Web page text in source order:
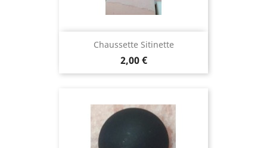
Chaussette Sitinette
Prix
2,00 €